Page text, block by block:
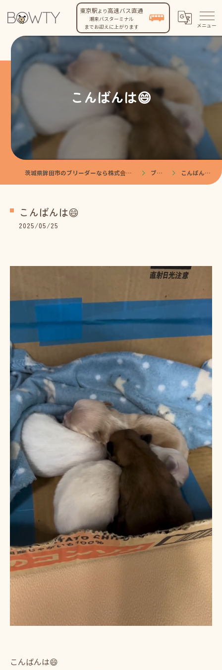
東京駅より高速バス直通
潮来バスターミナル
までお迎えに上がります
こんばんは😄
茨城県鉾田市のブリーダーなら株式会社BOWTY ブログ こんばんは😄
こんばんは😄
2025/05/25
こんばんは😄